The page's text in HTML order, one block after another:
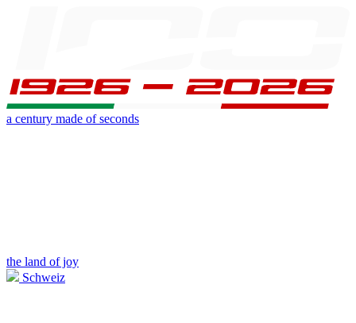
a century made of seconds
the land of joy
Schweiz